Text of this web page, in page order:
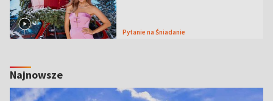
Pytanie na Śniadanie
Najnowsze